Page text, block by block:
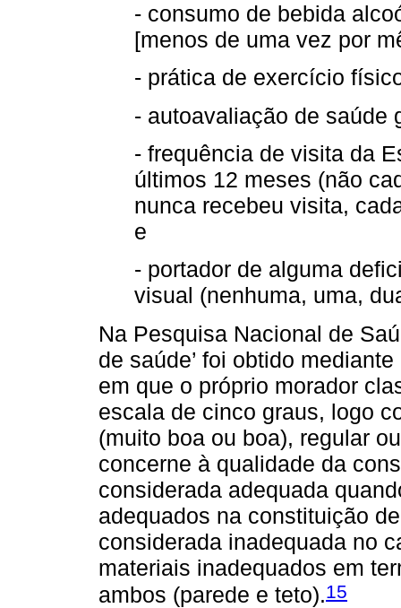
- consumo de bebida
[menos de uma vez por
- prática de exercício
- autoavaliação de saúde
- frequência de visita da
últimos 12 meses (não
nunca recebeu visita,
e
- portador de alguma
visual (nenhuma, uma,
Na Pesquisa Nacional de
de saúde’ foi obtido
em que o próprio morador
escala de cinco graus, logo
(muito boa ou boa), regular
concerne à qualidade da
considerada adequada
adequados na constituição
considerada inadequada no
materiais inadequados em
ambos (parede e teto).15